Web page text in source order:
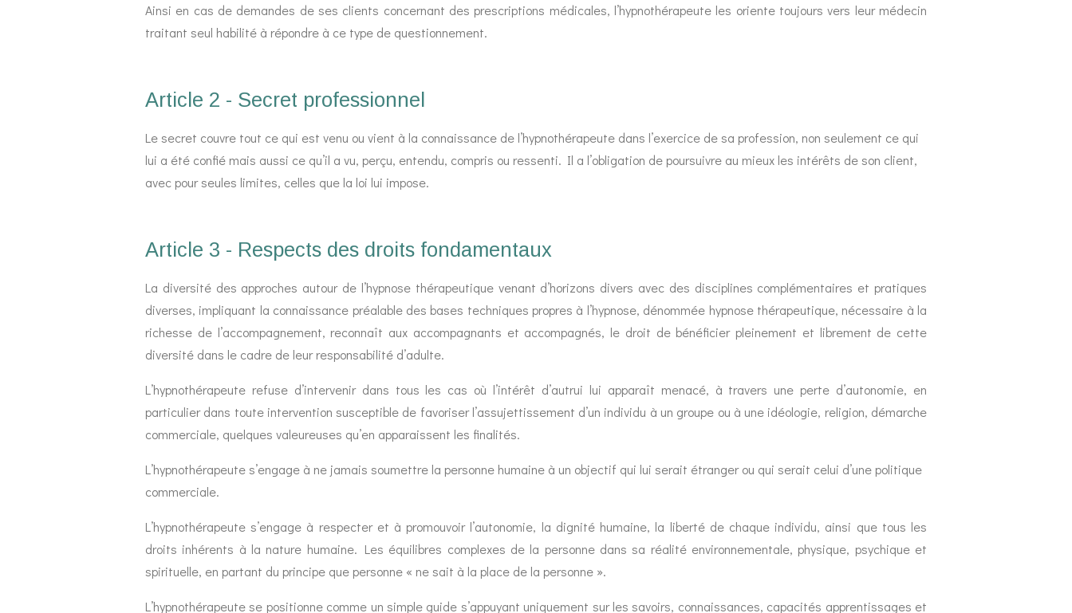
Ainsi en cas de demandes de ses clients concernant des prescriptions médicales, l’hypnothérapeute les oriente toujours vers leur médecin
traitant seul habilité à répondre à ce type de questionnement.
Article 2 - Secret professionnel
Le secret couvre tout ce qui est venu ou vient à la connaissance de l’hypnothérapeute dans l’exercice de sa profession, non seulement ce qui
lui a été confié mais aussi ce qu’il a vu, perçu, entendu, compris ou ressenti. Il a l’obligation de poursuivre au mieux les intérêts de son client,
avec pour seules limites, celles que la loi lui impose.
Article 3 - Respects des droits fondamentaux
La diversité des approches autour de l’hypnose thérapeutique venant d’horizons divers avec des disciplines complémentaires et pratiques
diverses, impliquant la connaissance préalable des bases techniques propres à l’hypnose, dénommée hypnose thérapeutique, nécessaire à la
richesse de l’accompagnement, reconnaît aux accompagnants et accompagnés, le droit de bénéficier pleinement et librement de cette
diversité dans le cadre de leur responsabilité d’adulte.
L’hypnothérapeute refuse d’intervenir dans tous les cas où l’intérêt d’autrui lui apparaît menacé, à travers une perte d’autonomie, en
particulier dans toute intervention susceptible de favoriser l’assujettissement d’un individu à un groupe ou à une idéologie, religion, démarche
commerciale, quelques valeureuses qu’en apparaissent les finalités.
L’hypnothérapeute s’engage à ne jamais soumettre la personne humaine à un objectif qui lui serait étranger ou qui serait celui d’une politique
commerciale.
L’hypnothérapeute s’engage à respecter et à promouvoir l’autonomie, la dignité humaine, la liberté de chaque individu, ainsi que tous les
droits inhérents à la nature humaine. Les équilibres complexes de la personne dans sa réalité environnementale, physique, psychique et
spirituelle, en partant du principe que personne « ne sait à la place de la personne ».
L’hypnothérapeute se positionne comme un simple guide s’appuyant uniquement sur les savoirs, connaissances, capacités apprentissages et